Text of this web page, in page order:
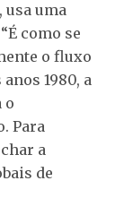
uma
como se
o fluxo
1980, a
o
Para
a
de